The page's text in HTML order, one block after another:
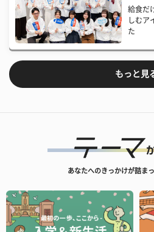
給食だ
しむア
た
もっと見
あなたへのきっかけが詰ま